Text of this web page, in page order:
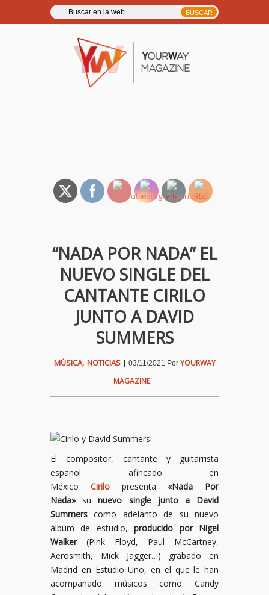
“NADA POR NADA” EL
NUEVO SINGLE DEL
CANTANTE CIRILO
JUNTO A DAVID
SUMMERS
MÚSICA, NOTICIAS| 03/11/2021 Por YOURWAY
MAGAZINE
El compositor, cantante y guitarrista
español afincado en
México Cirilopresenta «Nada Por
Nada» sunuevo single junto a David
Summers como adelanto de su nuevo
álbum de estudio,producido por Nigel
Walker(Pink Floyd, Paul McCartney,
Aerosmith, Mick Jagger…) grabado en
Madrid en Estudio Uno, en el que le han
acompañado músicos como Candy